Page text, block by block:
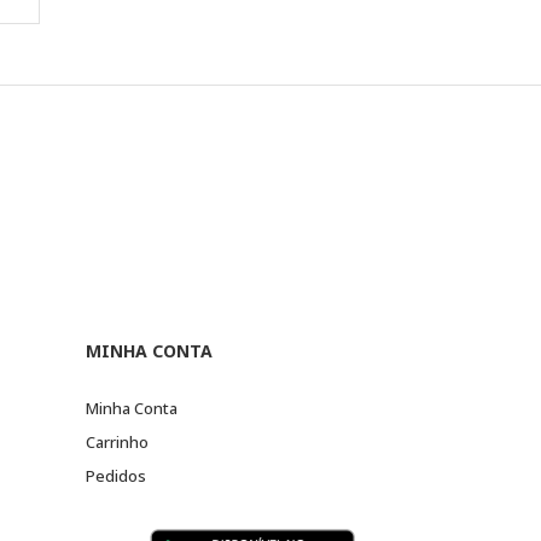
MINHA CONTA
Minha Conta
Carrinho
Pedidos